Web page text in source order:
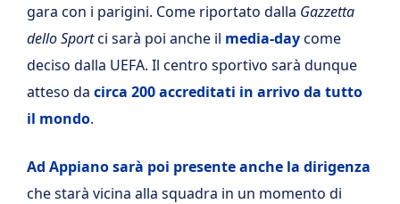
gara con i parigini. Come riportato dalla Gazzetta
dello Sportci sarà poi anche il media-daycome
deciso dalla UEFA. Il centro sportivo sarà dunque
atteso da circa 200 accreditati in arrivo da tutto
il mondo.
Ad Appiano sarà poi presente anche la dirigenza
che starà vicina alla squadra in un momento di